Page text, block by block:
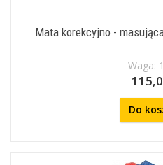
Mata korekcyjno -
Waga:
Do